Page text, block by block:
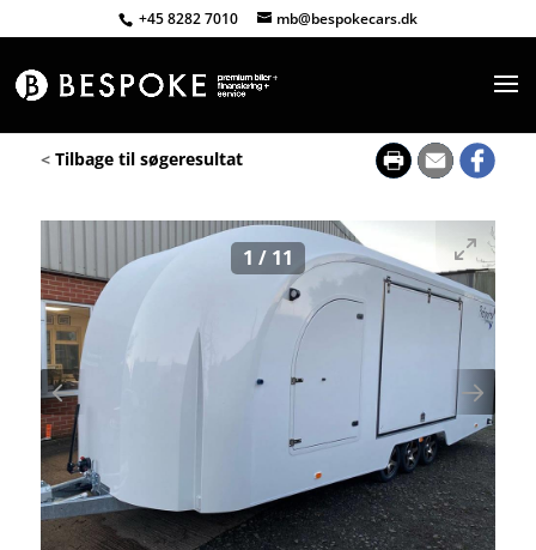
+45 8282 7010 mb@bespokecars.dk
< Tilbage til søgeresultat
1 / 11